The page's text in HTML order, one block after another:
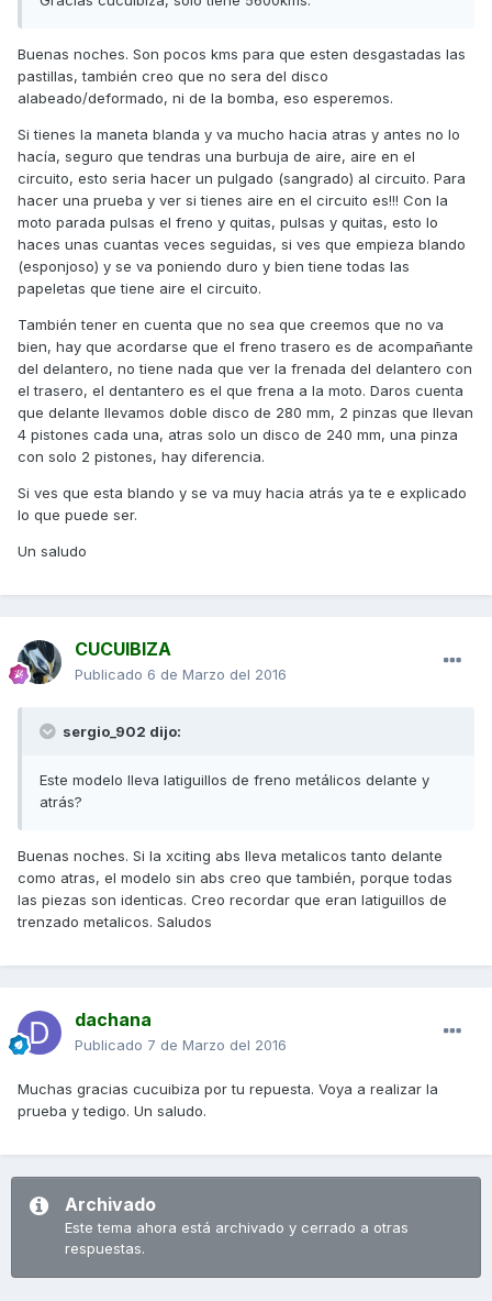
Buenas noches. Son pocos kms para que esten desgastadas las
pastillas, también creo que no sera del disco
alabeado/deformado, ni de la bomba, eso esperemos.
Si tienes la maneta blanda y va mucho hacia atras y antes no lo
hacía, seguro que tendras una burbuja de aire, aire en el
circuito, esto seria hacer un pulgado (sangrado) al circuito. Para
hacer una prueba y ver si tienes aire en el circuito es!!! Con la
moto parada pulsas el freno y quitas, pulsas y quitas, esto lo
haces unas cuantas veces seguidas, si ves que empieza blando
(esponjoso) y se va poniendo duro y bien tiene todas las
papeletas que tiene aire el circuito.
También tener en cuenta que no sea que creemos que no va
bien, hay que acordarse que el freno trasero es de acompañante
del delantero, no tiene nada que ver la frenada del delantero con
el trasero, el dentantero es el que frena a la moto. Daros cuenta
que delante llevamos doble disco de 280 mm, 2 pinzas que llevan
4 pistones cada una, atras solo un disco de 240 mm, una pinza
con solo 2 pistones, hay diferencia.
Si ves que esta blando y se va muy hacia atrás ya te e explicado
lo que puede ser.
Un saludo
CUCUIBIZA
Publicado 6 de Marzo del 2016
sergio_902 dijo:
Este modelo lleva latiguillos de freno metálicos delante y
atrás?
Buenas noches. Si la xciting abs lleva metalicos tanto delante
como atras, el modelo sin abs creo que también, porque todas
las piezas son identicas. Creo recordar que eran latiguillos de
trenzado metalicos. Saludos
dachana
Publicado 7 de Marzo del 2016
Muchas gracias cucuibiza por tu repuesta. Voya a realizar la
prueba y tedigo. Un saludo.
Archivado
Este tema ahora está archivado y cerrado a otras
respuestas.